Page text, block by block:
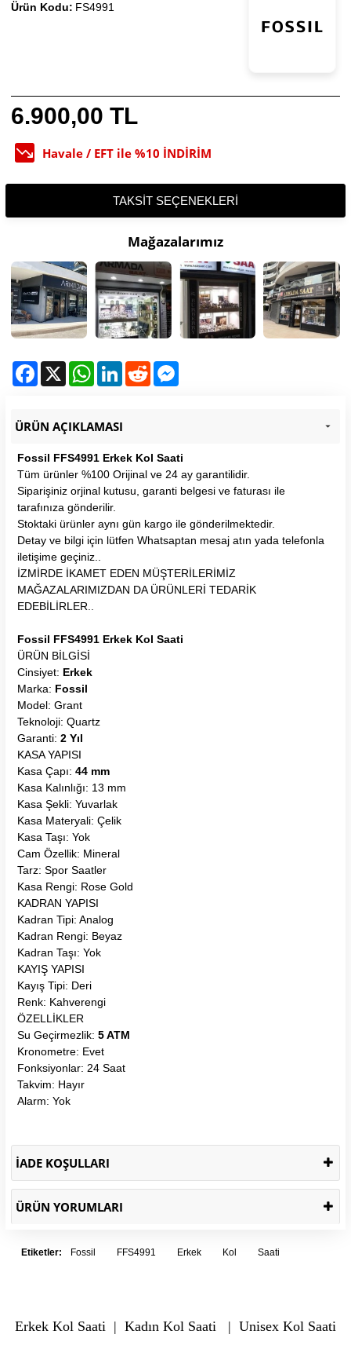
6.900,00 TL
Havale / EFT ile %10 İNDİRİM
Ürün Kodu: FS4991
TAKSIT SEÇENEKLERI
Mağazalarımız
Facebook
X WhatsAppLinkedInReddit
ÜRÜN AÇIKLAMASI
Fossil FFS4991 Erkek Kol Saati
Tüm ürünler %100 Orijinal ve 24 ay garantilidir.
Siparişiniz orjinal kutusu, garanti belgesi ve faturası ile
tarafınıza gönderilir.
Stoktaki ürünler aynı gün kargo ile gönderilmektedir.
Detay ve bilgi için lütfen Whatsaptan mesaj atın yada telefonla
iletişime geçiniz..
İZMİRDE İKAMET EDEN MÜŞTERİLERİMİZ
MAĞAZALARIMIZDAN DA ÜRÜNLERİ TEDARİK
EDEBİLİRLER..
Fossil FFS4991 Erkek Kol Saati
ÜRÜN BİLGİSİ
Cinsiyet: Erkek
Marka: Fossil
Model: Grant
Teknoloji: Quartz
Garanti: 2 Yıl
KASA YAPISI
Kasa Çapı: 44 mm
Kasa Kalınlığı: 13 mm
Kasa Şekli: Yuvarlak
Kasa Materyali: Çelik
Kasa Taşı: Yok
Cam Özellik: Mineral
Tarz: Spor Saatler
Kasa Rengi: Rose Gold
KADRAN YAPISI
Kadran Tipi: Analog
Kadran Rengi: Beyaz
Kadran Taşı: Yok
KAYIŞ YAPISI
Kayış Tipi: Deri
Renk: Kahverengi
ÖZELLİKLER
Su Geçirmezlik: 5 ATM
Kronometre: Evet
Fonksiyonlar: 24 Saat
Takvim: Hayır
Alarm: Yok
İADE KOŞULLARI
ÜRÜN YORUMLARI
Etiketler: Fossil FFS4991 Erkek Kol Saati
Erkek Kol Saati | Kadın Kol Saati | Unisex Kol Saati